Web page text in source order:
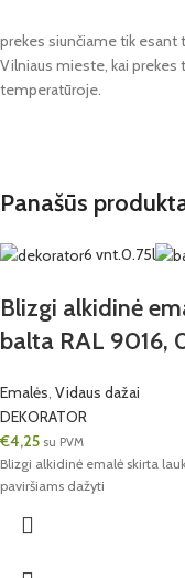
prekes siunčiame tik esant
Vilniaus mieste, kai
temperatūroje.
Panašūs
6 vnt.0.75l
Blizgi alkidinė
balta RAL 9016,
Emalės, Vidaus dažai
DEKORATOR
€4,25 su PVM
Blizgi alkidinė emalė skirta
paviršiams dažyti